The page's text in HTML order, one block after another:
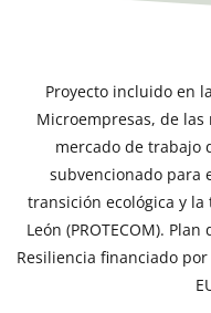
Proyecto incluido en
Microempresas, de
mercado de trabajo
subvencionado para
transición ecológica y
León (PROTECOM).
Resiliencia financiado